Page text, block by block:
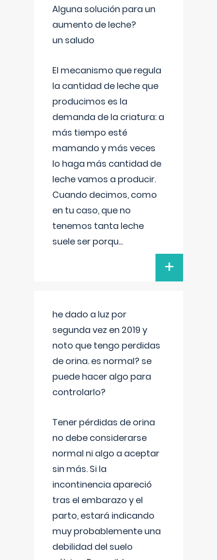
Alguna solución para un
aumento de leche?
un saludo
El mecanismo que regula
la cantidad de leche que
producimos es la
demanda de la criatura: a
más tiempo esté
mamando y más veces
lo haga más cantidad de
leche vamos a producir.
Cuando decimos, como
en tu caso, que no
tenemos tanta leche
suele ser porqu...
+
he dado a luz por
segunda vez en 2019 y
noto que tengo perdidas
de orina. es normal? se
puede hacer algo para
controlarlo?
Tener pérdidas de orina
no debe considerarse
normal ni algo a aceptar
sin más. Si la
incontinencia apareció
tras el embarazo y el
parto, estará indicando
muy probablemente una
debilidad del suelo